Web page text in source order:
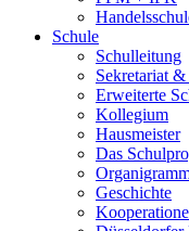
Schule
Schulleitung
Sekretariat
Erweiterte
Kollegium
Hausmeister
Das
Geschichte